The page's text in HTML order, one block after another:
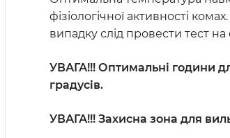
фізіологічної активності
випадку слід провести тест на
УВАГА!!! Оптимальні години
градусів.
УВАГА!!! Захисна зона для